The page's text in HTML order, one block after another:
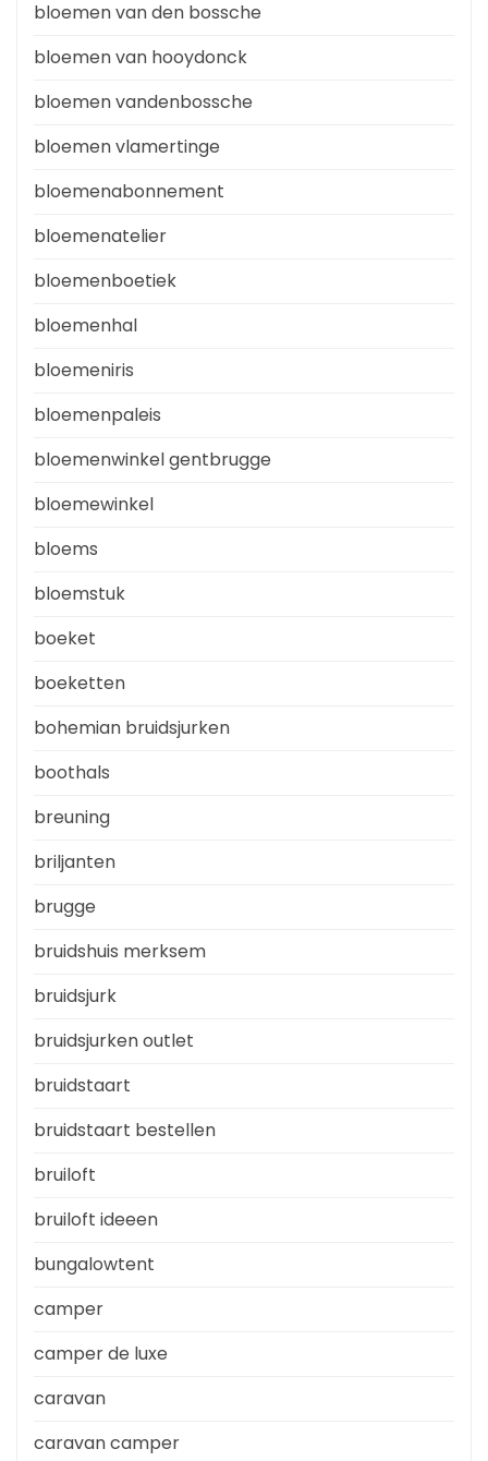
bloemen van den bossche
bloemen van hooydonck
bloemen vandenbossche
bloemen vlamertinge
bloemenabonnement
bloemenatelier
bloemenboetiek
bloemenhal
bloemeniris
bloemenpaleis
bloemenwinkel gentbrugge
bloemewinkel
bloems
bloemstuk
boeket
boeketten
bohemian bruidsjurken
boothals
breuning
briljanten
brugge
bruidshuis merksem
bruidsjurk
bruidsjurken outlet
bruidstaart
bruidstaart bestellen
bruiloft
bruiloft ideeen
bungalowtent
camper
camper de luxe
caravan
caravan camper